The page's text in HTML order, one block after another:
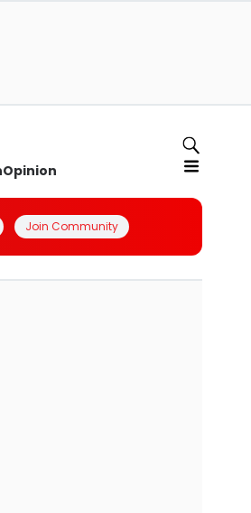
Opinion
Join Community